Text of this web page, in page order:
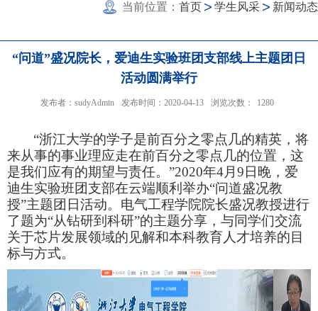
当前位置： 首页 学生风采 新闻动态
“问道”盛况院长，爱迪生实验班团支部线上主题团日
活动圆满举行
发布者：sudyAdmin 发布时间：2020-04-13 浏览次数： 1280
“浙江大学的学子是前百分之零点几的精英，将
来从事的事业理应走在前百分之零点几的位置，这
是我们应有的期望与责任。”2020年4月9日晚，爱
迪生实验班团支部在云端顺利举办“问道盛况教
授”主题团日活动。电气工程学院院长盛况教授进行
了题为“从钻研到科研”的主题分享，与同学们交流
关于芯片发展领域的见解和本科教育人才培养的目
标与方式。